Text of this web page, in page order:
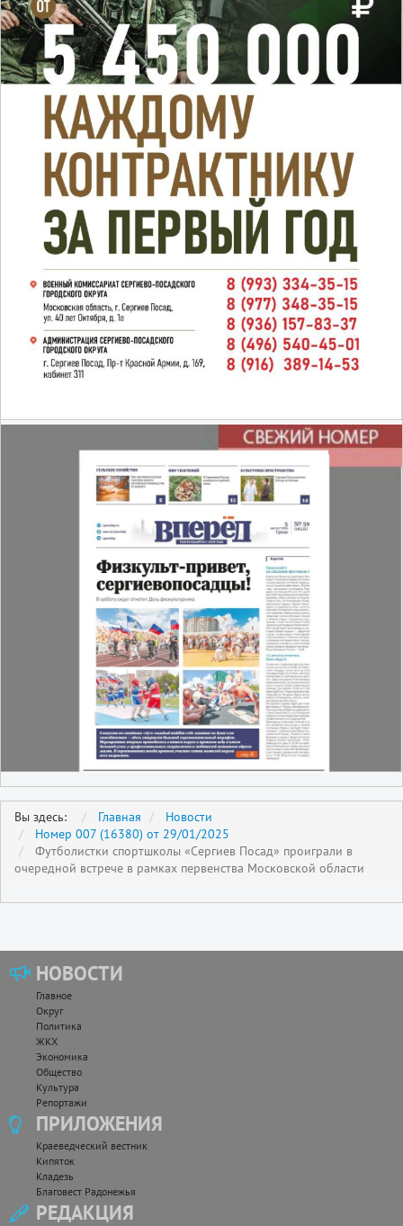
Вы здесь: Главная
Новости
Номер 007 (16380) от 29/01/2025
Футболистки спортшколы «Сергиев Посад» проиграли в
очередной встрече в рамках первенства Московской области
НОВОСТИ
Главное
Округ
Политика
ЖКХ
Экономика
Общество
Культура
Репортажи
ПРИЛОЖЕНИЯ
Краеведческий вестник
Кипяток
Кладезь
Благовест Радонежья
РЕДАКЦИЯ